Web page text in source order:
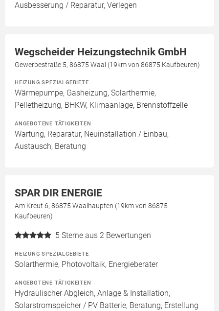
Ausbesserung / Reparatur, Verlegen
Wegscheider Heizungstechnik GmbH
Gewerbestraße 5, 86875 Waal (19km von 86875 Kaufbeuren)
HEIZUNG SPEZIALGEBIETE
Wärmepumpe, Gasheizung, Solarthermie,
Pelletheizung, BHKW, Klimaanlage, Brennstoffzelle
ANGEBOTENE TÄTIGKEITEN
Wartung, Reparatur, Neuinstallation / Einbau,
Austausch, Beratung
SPAR DIR ENERGIE
Am Kreut 6, 86875 Waalhaupten (19km von 86875
Kaufbeuren)
5 Sterne aus 2 Bewertungen
HEIZUNG SPEZIALGEBIETE
Solarthermie, Photovoltaik, Energieberater
ANGEBOTENE TÄTIGKEITEN
Hydraulischer Abgleich, Anlage & Installation,
Solarstromspeicher / PV Batterie, Beratung, Erstellung